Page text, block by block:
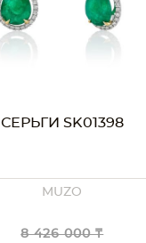
СЕРЬГИ SK01398
MUZO
8 426 000 ₸